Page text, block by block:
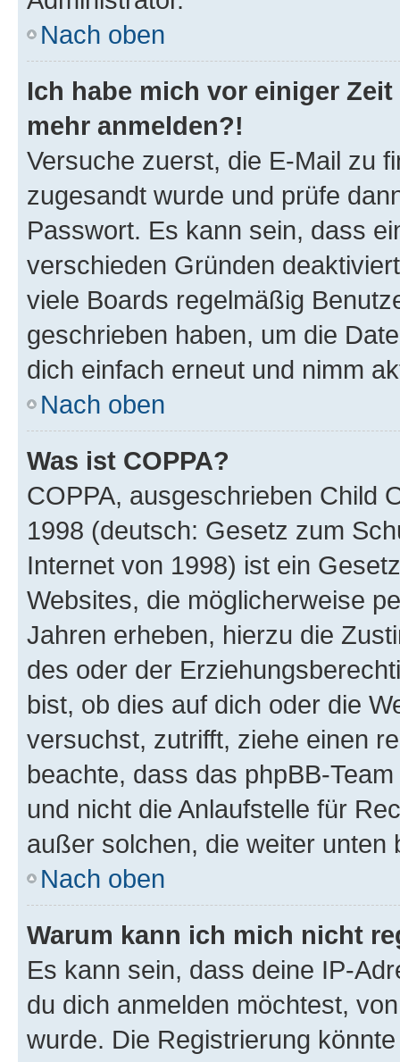
Nach oben
Ich habe mich vor einiger
mehr anmelden?!
Versuche zuerst, die E-Mail zu
zugesandt wurde und prüfe
Passwort. Es kann sein, dass
verschieden Gründen
viele Boards regelmäßig
geschrieben haben, um die
dich einfach erneut und nimm
Nach oben
Was ist COPPA?
COPPA, ausgeschrieben Child
1998 (deutsch: Gesetz zum
Internet von 1998) ist ein
Websites, die möglicherweise
Jahren erheben, hierzu die
des oder der
bist, ob dies auf dich oder die
versuchst, zutrifft, ziehe einen
beachte, dass das phpBB-
und nicht die Anlaufstelle für
außer solchen, die weiter unten
Nach oben
Warum kann ich mich nicht
Es kann sein, dass deine IP-
du dich anmelden möchtest,
wurde. Die Registrierung